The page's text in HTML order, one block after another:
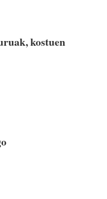
kostuen